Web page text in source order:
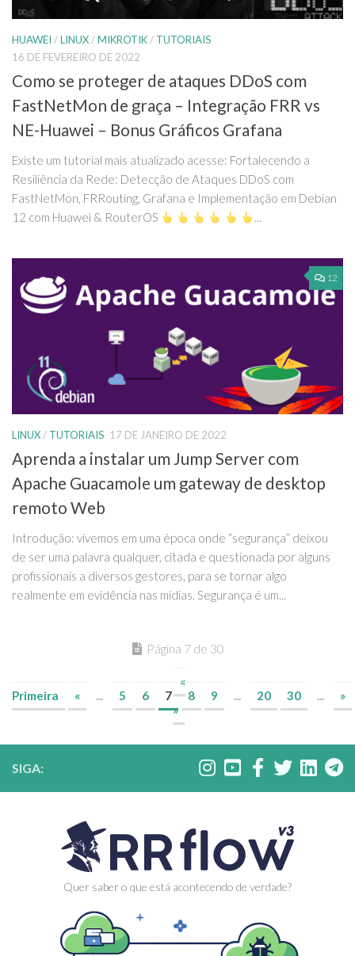
HUAWEI /LINUX/MIKROTIK/ TUTORIAIS
16 DE FEVEREIRO DE 2022
Como se proteger de ataques DDoS com
FastNetMon de graça – Integração FRR vs
NE-Huawei – Bonus Gráficos Grafana
Existe um tutorial mais atualizado acesse: Fortalecendo a
Resiliência da Rede: Detecção de Ataques DDoS com
FastNetMon, FRRouting, Grafana e Implementação em Debian
12 com Huawei & RouterOS
...
12
LINUX/ TUTORIAIS 17 DE JANEIRO DE 2022
Aprenda a instalar um Jump Server com
Apache Guacamole um gateway de desktop
remoto Web
Introdução: vivemos em uma época onde “segurança” deixou
de ser uma palavra qualquer, citada e questionada por alguns
profissionais a diversos gestores, para se tornar algo
realmente em evidência nas mídias. Segurança é um...
Página 7 de 30
«
Primeira
« ... 5 6 7 8 9 ... 20 30 ...
»
»
SIGA:
Quer saber o que está acontecendo de verdade?